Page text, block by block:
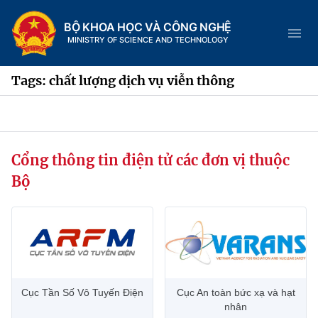
BỘ KHOA HỌC VÀ CÔNG NGHỆ
MINISTRY OF SCIENCE AND TECHNOLOGY
Trang chủ
Chức năng nhiệm vụ
Tin tức sự kiện
Hệ thống văn bản
Tags: chất lượng dịch vụ viễn thông
Cổng thông tin điện tử các đơn vị thuộc
Bộ
Cục Tần Số Vô Tuyến Điện
Cục An toàn bức xạ và hạt
nhân